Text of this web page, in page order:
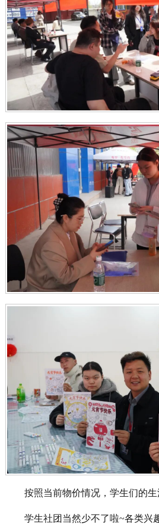
按照当前物价情况，学生们的生
学生社团当然少不了啦~各类兴